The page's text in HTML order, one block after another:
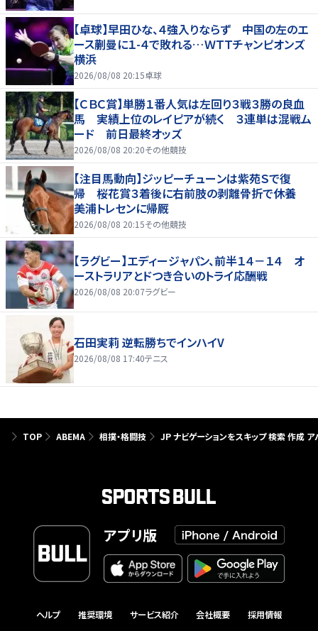
【卓球】早田ひな、４強入りならず 中国の左のエ
ース蒯曼に１-４で敗れる…ＷＴＴチャンピオンズ
横浜
2026/08/08 20:15卓球
【ＣＢＣ賞】単勝１番人気は左回り３戦３勝の良血
馬 実績上位のレイピアが続く ３連単は混戦ム
ード 前日最終オッズ
2026/08/08 20:20その他競技
【注目馬動向】ジッピーチューンは紫苑Ｓで復
帰 桜花賞３着後に右前肢の剥離骨折で休養
美浦トレセンに帰厩
2026/08/08 20:15その他競技
【ラグビー】エディージャパン、前半１４－１４ オ
ーストラリアとドつき合いのトライ応酬戦
2026/08/08 20:07ラグビー
石田実莉 逆転勝ちでインハイV
2026/08/08 17:40テニス
TOP ABEMA 相撲・格闘技 JP ナビゲーションをスキップ 検索 作成
アプリ版
ヘルプ 推奨環境 サービス紹介 会社概要
採用情報